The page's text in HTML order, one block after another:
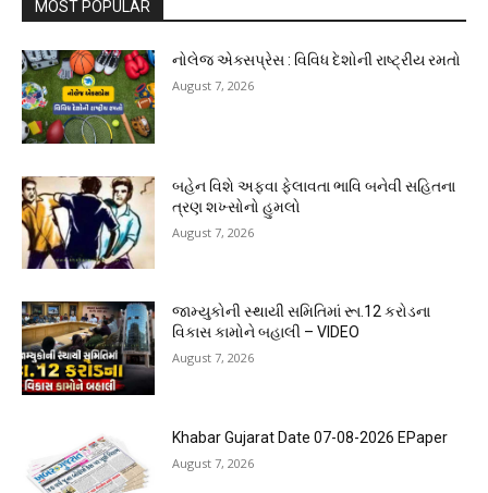
MOST POPULAR
નોલેજ એક્સપ્રેસ : વિવિધ દેશોની રાષ્ટ્રીય રમતો
August 7, 2026
બહેન વિશે અફવા ફેલાવતા ભાવિ બનેવી સહિતના
ત્રણ શખ્સોનો હુમલો
August 7, 2026
જામ્યુકોની સ્થાયી સમિતિમાં રૂા.12 કરોડના
વિકાસ કામોને બહાલી – VIDEO
August 7, 2026
Khabar Gujarat Date 07-08-2026 EPaper
August 7, 2026